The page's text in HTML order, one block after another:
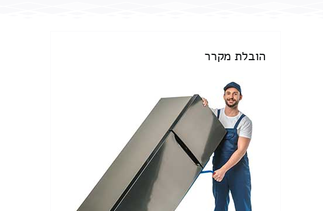
הובלת מקרר